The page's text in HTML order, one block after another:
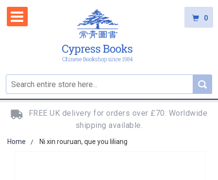
0
FREE UK delivery for orders over £70. Worldwide
shipping available.
Home Ni xin rouruan, que you liliang